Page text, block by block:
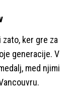
ker gre za
generacije. V
med njimi